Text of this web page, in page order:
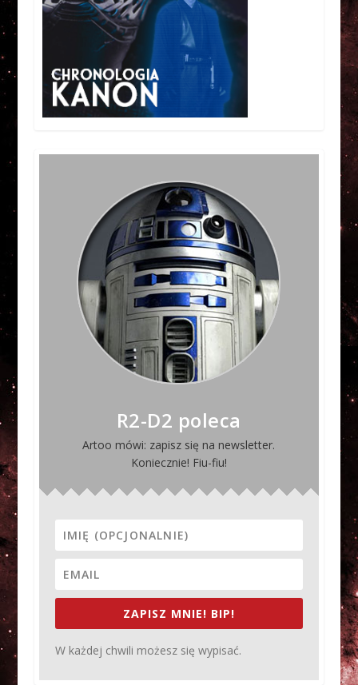
R2-D2 poleca
Artoo mówi: zapisz się na newsletter.
Koniecznie! Fiu-fiu!
ZAPISZ MNIE! BIP!
W każdej chwili możesz się wypisać.